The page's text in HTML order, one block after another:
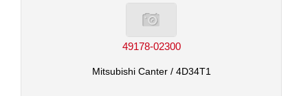
49178-02300
Mitsubishi Canter / 4D34T1